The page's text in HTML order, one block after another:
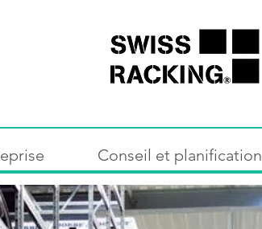
Conseil et planification